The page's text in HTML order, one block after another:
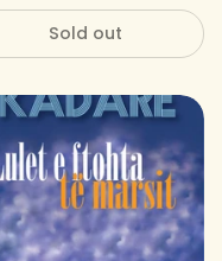
Sold out